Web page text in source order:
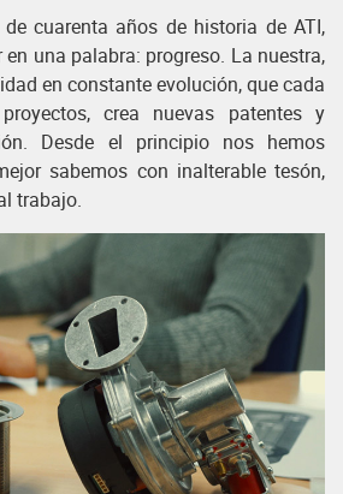
cuarenta años de historia de ATI,
en una palabra: progreso. La nuestra,
en constante evolución, que cada
crea nuevas patentes y
Desde el principio nos hemos
sabemos con inalterable tesón,
trabajo.